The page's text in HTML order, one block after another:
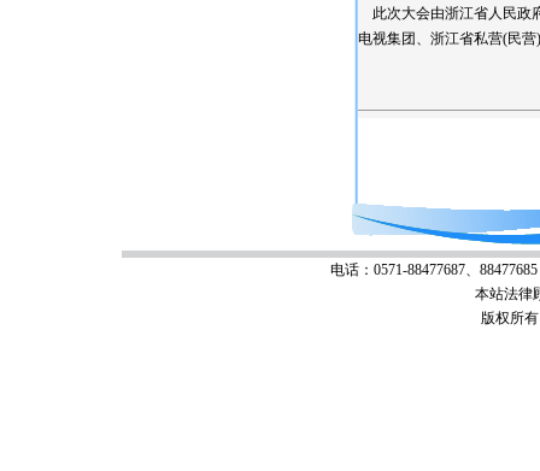
此次大会由浙江省人民政
电视集团、浙江省私营(民
电话：0571-88477687、
本站法律
版权所